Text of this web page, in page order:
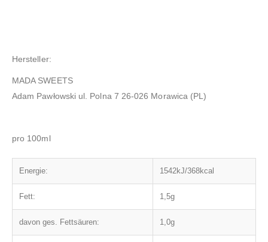
Hersteller:
MADA SWEETS
Adam Pawłowski ul. Polna 7 26-026 Morawica (PL)
pro 100ml
Energie: 1542kJ/368kcal
Fett: 1,5g
davon ges. Fettsäuren: 1,0g